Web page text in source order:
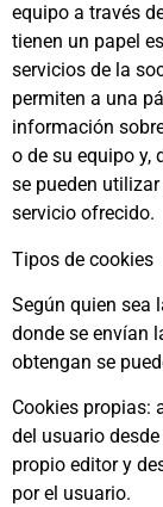
equipo a través
tienen un papel
servicios de la
permiten a una
información
o de su equipo y,
se pueden
servicio ofrecido.
Tipos de cookies
Según quien sea
donde se envían
obtengan se
Cookies propias:
del usuario
propio editor y
por el usuario.